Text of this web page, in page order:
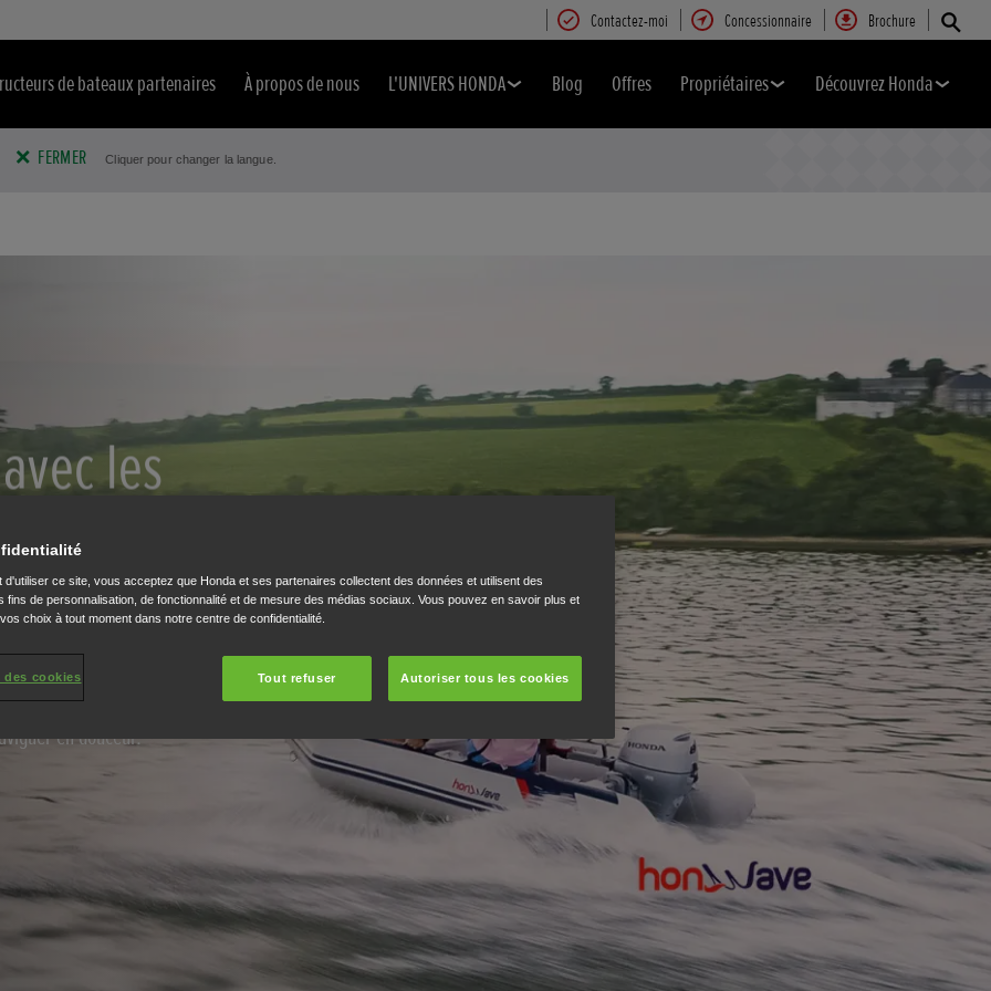
Contactez-moi Concessionnaire Brochure
de bateaux partenaires À propos de nous L'UNIVERS HONDA Blog Offres Propriétaires Découvrez Honda
FERMER Cliquer pour changer la langue.
les
Honwave.
avoir des flotteurs
en douceur.
d'utiliser ce site, vous acceptez que Honda et ses partenaires collectent des données et utilisent des
fins de personnalisation, de fonctionnalité et de mesure des médias sociaux. Vous pouvez en savoir plus et
choix à tout moment dans notre centre de confidentialité.
Tout refuser Autoriser tous les cookies
des cookies